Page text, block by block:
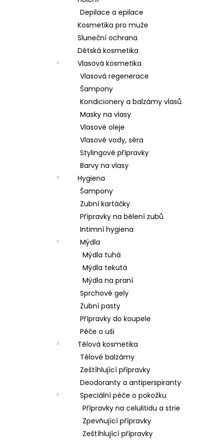
Depilace a epilace
Kosmetika pro muže
Sluneční ochrana
Dětská kosmetika
Vlasová kosmetika
Vlasová regenerace
Šampony
Kondicionery a balzámy vlasů
Masky na vlasy
Vlasové oleje
Vlasové vody, séra
Stylingové přípravky
Barvy na vlasy
Hygiena
Šampony
Zubní kartáčky
Přípravky na bělení zubů
Intimní hygiena
Mýdla
Mýdla tuhá
Mýdla tekutá
Mýdla na praní
Sprchové gely
Zubní pasty
Přípravky do koupele
Péče o uši
Tělová kosmetika
Tělové balzámy
Zeštíhlující přípravky
Deodoranty a antiperspiranty
Speciální péče o pokožku
Přípravky na celulitidu a strie
Zpevňující přípravky
Zeštíhlující přípravky